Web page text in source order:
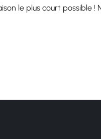
le plus court possible !